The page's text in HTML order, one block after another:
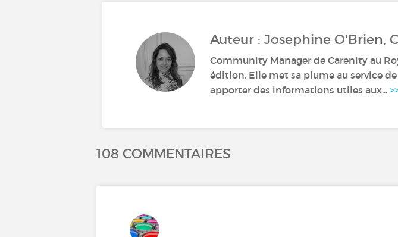
Auteur : Josephine O'Brien,
Community Manager de Carenity au
édition. Elle met sa plume au service
apporter des informations utiles aux...
108 COMMENTAIRES